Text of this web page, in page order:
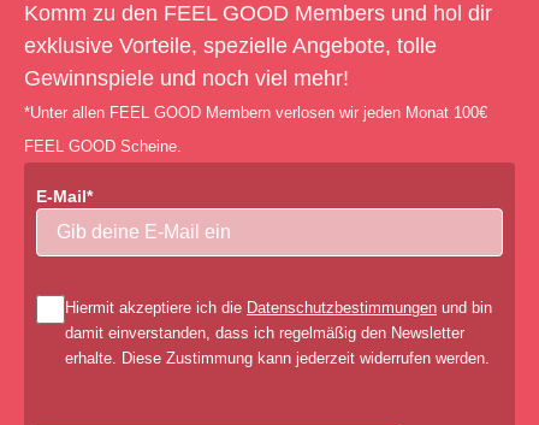
Komm zu den FEEL GOOD Members und hol dir
exklusive Vorteile, spezielle Angebote, tolle
Gewinnspiele und noch viel mehr!
*Unter allen FEEL GOOD Membern verlosen wir jeden Monat 100€
FEEL GOOD Scheine.
E-Mail*
Hiermit akzeptiere ich die Datenschutzbestimmungen und bin
damit einverstanden, dass ich regelmäßig den Newsletter
erhalte. Diese Zustimmung kann jederzeit widerrufen werden.